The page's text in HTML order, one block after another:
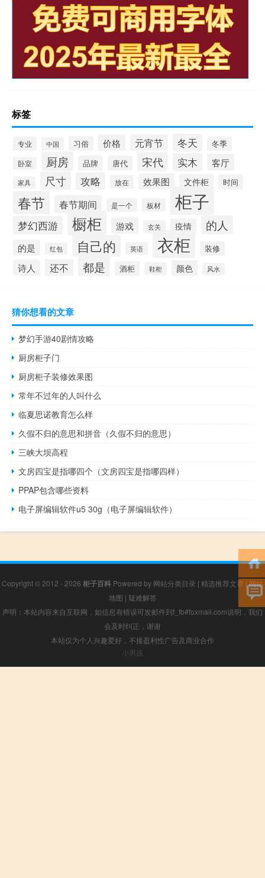
标签
专业 中国 习俗 价格 元宵节 冬天 冬季
卧室 厨房 品牌 唐代 宋代 实木 客厅
家具 尺寸 攻略 放在 效果图 文件柜 时间
春节 春节期间 是一个 板材 柜子
梦幻西游 橱柜 游戏 玄关 疫情 的人
的是 红包 自己的 英语 衣柜 装修
诗人 还不 都是 酒柜 鞋柜 颜色 风水
猜你想看的文章
梦幻手游40剧情攻略
厨房柜子门
厨房柜子装修效果图
常年不过年的人叫什么
临夏思诺教育怎么样
久假不归的意思和拼音（久假不归的意思）
三峡大坝高程
文房四宝是指哪四个（文房四宝是指哪四样）
PPAP包含哪些资料
电子屏编辑软件u5 30g（电子屏编辑软件）
Copyright © 2012 - 2026 柜子百科 Powered by 网站分类目录 | 精选推荐文章 |网站
地图 | 疑难解答
声明：本站内容来自互联网，如信息有错误可发邮件到f_fb#foxmail.com说明，我们
会及时纠正，谢谢
本站仅为个人兴趣爱好，不接盈利性广告及商业合作
小男孩